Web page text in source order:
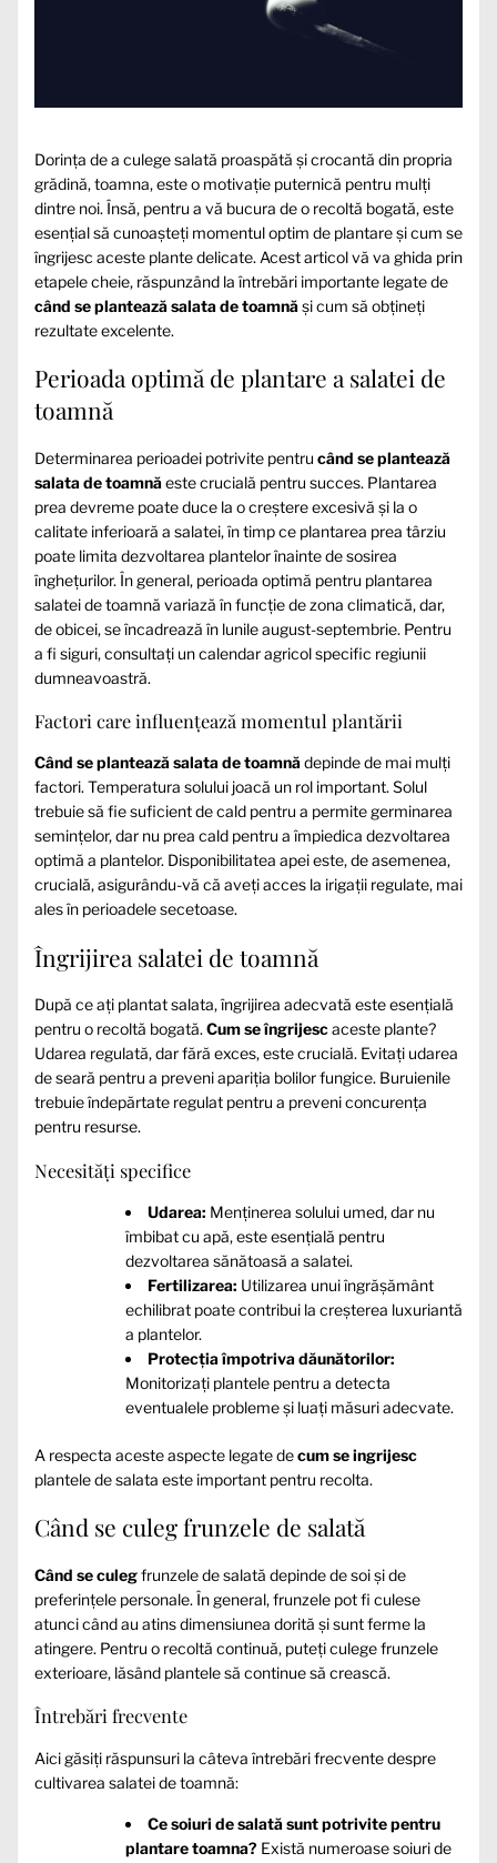
Dorința de a culege salată proaspătă și crocantă din propria
grădină, toamna, este o motivație puternică pentru mulți
dintre noi. Însă, pentru a vă bucura de o recoltă bogată, este
esențial să cunoașteți momentul optim de plantare și cum se
îngrijesc aceste plante delicate. Acest articol vă va ghida prin
etapele cheie, răspunzând la întrebări importante legate de
când se plantează salata de toamnăși cum să obțineți
rezultate excelente.
Perioada optimă de plantare a salatei de
toamnă
Determinarea perioadei potrivite pentru când se plantează
salata de toamnăeste crucială pentru succes. Plantarea
prea devreme poate duce la o creștere excesivă și la o
calitate inferioară a salatei, în timp ce plantarea prea târziu
poate limita dezvoltarea plantelor înainte de sosirea
înghețurilor. În general, perioada optimă pentru plantarea
salatei de toamnă variază în funcție de zona climatică, dar,
de obicei, se încadrează în lunile august-septembrie. Pentru
a fi siguri, consultați un calendar agricol specific regiunii
dumneavoastră.
Factori care influențează momentul plantării
Când se plantează salata de toamnădepinde de mai mulți
factori. Temperatura solului joacă un rol important. Solul
trebuie să fie suficient de cald pentru a permite germinarea
semințelor, dar nu prea cald pentru a împiedica dezvoltarea
optimă a plantelor. Disponibilitatea apei este, de asemenea,
crucială, asigurându-vă că aveți acces la irigații regulate, mai
ales în perioadele secetoase.
Îngrijirea salatei de toamnă
După ce ați plantat salata, îngrijirea adecvată este esențială
pentru o recoltă bogată. Cum se îngrijescaceste plante?
Udarea regulată, dar fără exces, este crucială. Evitați udarea
de seară pentru a preveni apariția bolilor fungice. Buruienile
trebuie îndepărtate regulat pentru a preveni concurența
pentru resurse.
Necesități specifice
Udarea: Menținerea solului umed, dar nu
îmbibat cu apă, este esențială pentru
dezvoltarea sănătoasă a salatei.
Fertilizarea: Utilizarea unui îngrășământ
echilibrat poate contribui la creșterea luxuriantă
a plantelor.
Protecția împotriva dăunătorilor:
Monitorizați plantele pentru a detecta
eventualele probleme și luați măsuri adecvate.
A respecta aceste aspecte legate decum se ingrijesc
plantele de salata este important pentru recolta.
Când se culeg frunzele de salată
Când se culegfrunzele de salată depinde de soi și de
preferințele personale. În general, frunzele pot fi culese
atunci când au atins dimensiunea dorită și sunt ferme la
atingere. Pentru o recoltă continuă, puteți culege frunzele
exterioare, lăsând plantele să continue să crească.
Întrebări frecvente
Aici găsiți răspunsuri la câteva întrebări frecvente despre
cultivarea salatei de toamnă:
Ce soiuri de salată sunt potrivite pentru
plantare toamna? Există numeroase soiuri de